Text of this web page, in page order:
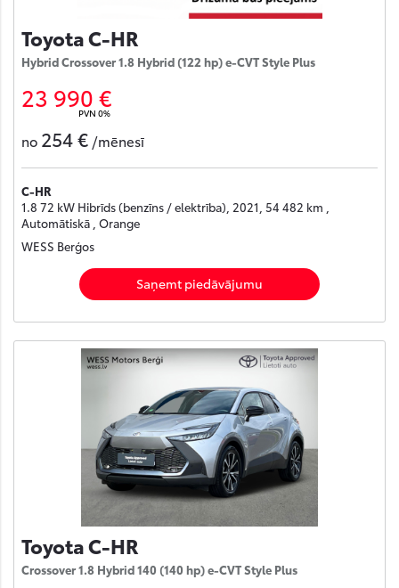
Toyota C-HR
Hybrid Crossover 1.8 Hybrid (122 hp) e-CVT Style Plus
23 990 €
PVN 0%
no 254 € /mēnesī
C-HR
1.8 72 kW Hibrīds (benzīns / elektrība), 2021, 54 482 km ,
Automātiskā , Orange
WESS Berģos
Saņemt piedāvājumu
Toyota C-HR
Crossover 1.8 Hybrid 140 (140 hp) e-CVT Style Plus